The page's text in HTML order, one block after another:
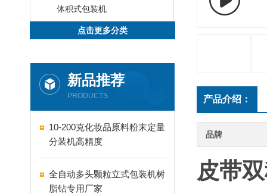
体积式包装机
点击更多分类
新品推荐
PRODUCTS
10-200克化妆品原料粉末定量
分装机高精度
全自动多头颗粒立式包装机树
脂钻专用厂家
产品介绍：
品牌
皮带